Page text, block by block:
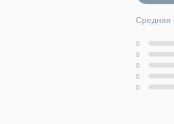
Средняя
0
0
0
0
0